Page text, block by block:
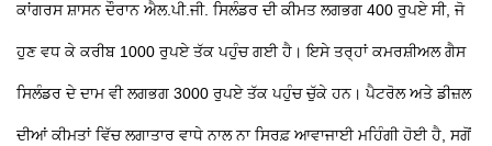
ਕਾਂਗਰਸ ਸ਼ਾਸਨ ਦੌਰਾਨ ਐਲ.ਪੀ.ਜੀ. ਸਿਲੰਡਰ ਦੀ ਕੀਮਤ ਲਗਭਗ 400 ਰੁਪਏ ਸੀ, ਜੋ
ਹੁਣ ਵਧ ਕੇ ਕਰੀਬ 1000 ਰੁਪਏ ਤੱਕ ਪਹੁੰਚ ਗਈ ਹੈ। ਇਸੇ ਤਰ੍ਹਾਂ ਕਮਰਸ਼ੀਅਲ ਗੈਸ
ਸਿਲੰਡਰ ਦੇ ਦਾਮ ਵੀ ਲਗਭਗ 3000 ਰੁਪਏ ਤੱਕ ਪਹੁੰਚ ਚੁੱਕੇ ਹਨ। ਪੈਟਰੋਲ ਅਤੇ ਡੀਜ਼ਲ
ਦੀਆਂ ਕੀਮਤਾਂ ਵਿੱਚ ਲਗਾਤਾਰ ਵਾਧੇ ਨਾਲ ਨਾ ਸਿਰਫ਼ ਆਵਾਜਾਈ ਮਹਿੰਗੀ ਹੋਈ ਹੈ, ਸਗੋਂ